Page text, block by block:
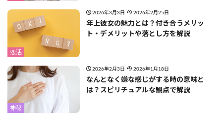
恋活
2026年3月3日 2026年2月25日
年上彼女の魅力とは？付き合うメリッ
ト・デメリットや落とし方を解説
神秘
2026年2月3日 2026年1月18日
なんとなく嫌な感じがする時の意味と
は？スピリチュアルな観点で解説